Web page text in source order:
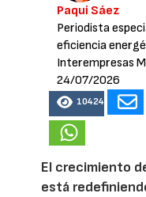
Paqui Sáez
Periodista
eficiencia
Interempresas
24/07/2026
10424
El crecimiento
está